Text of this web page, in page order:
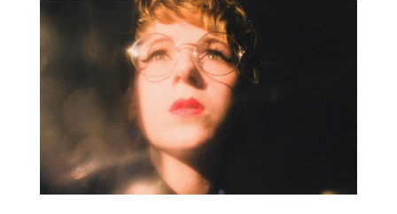
KING FILM Mist 7
mustavalkofilmi 135, 36
kuvaa